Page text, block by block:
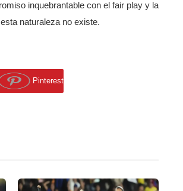
inquebrantable con el fair play y la
naturaleza no existe.
Pinterest